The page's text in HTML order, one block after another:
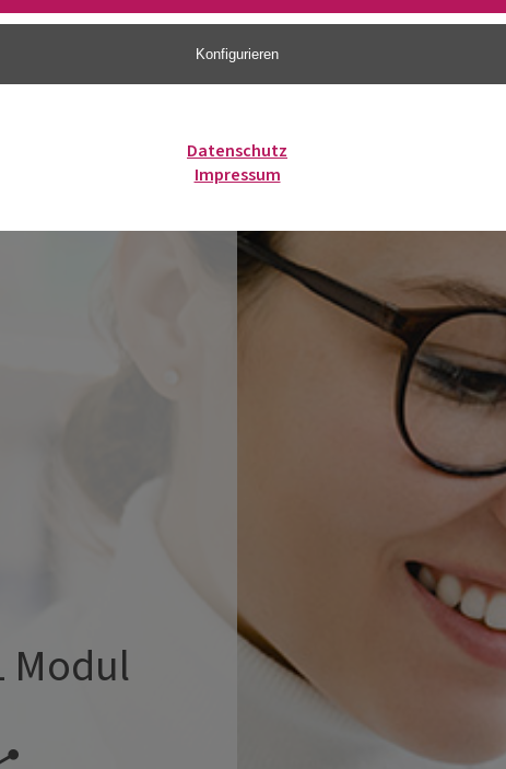
Modul
Konfigurieren
Datenschutz
Impressum